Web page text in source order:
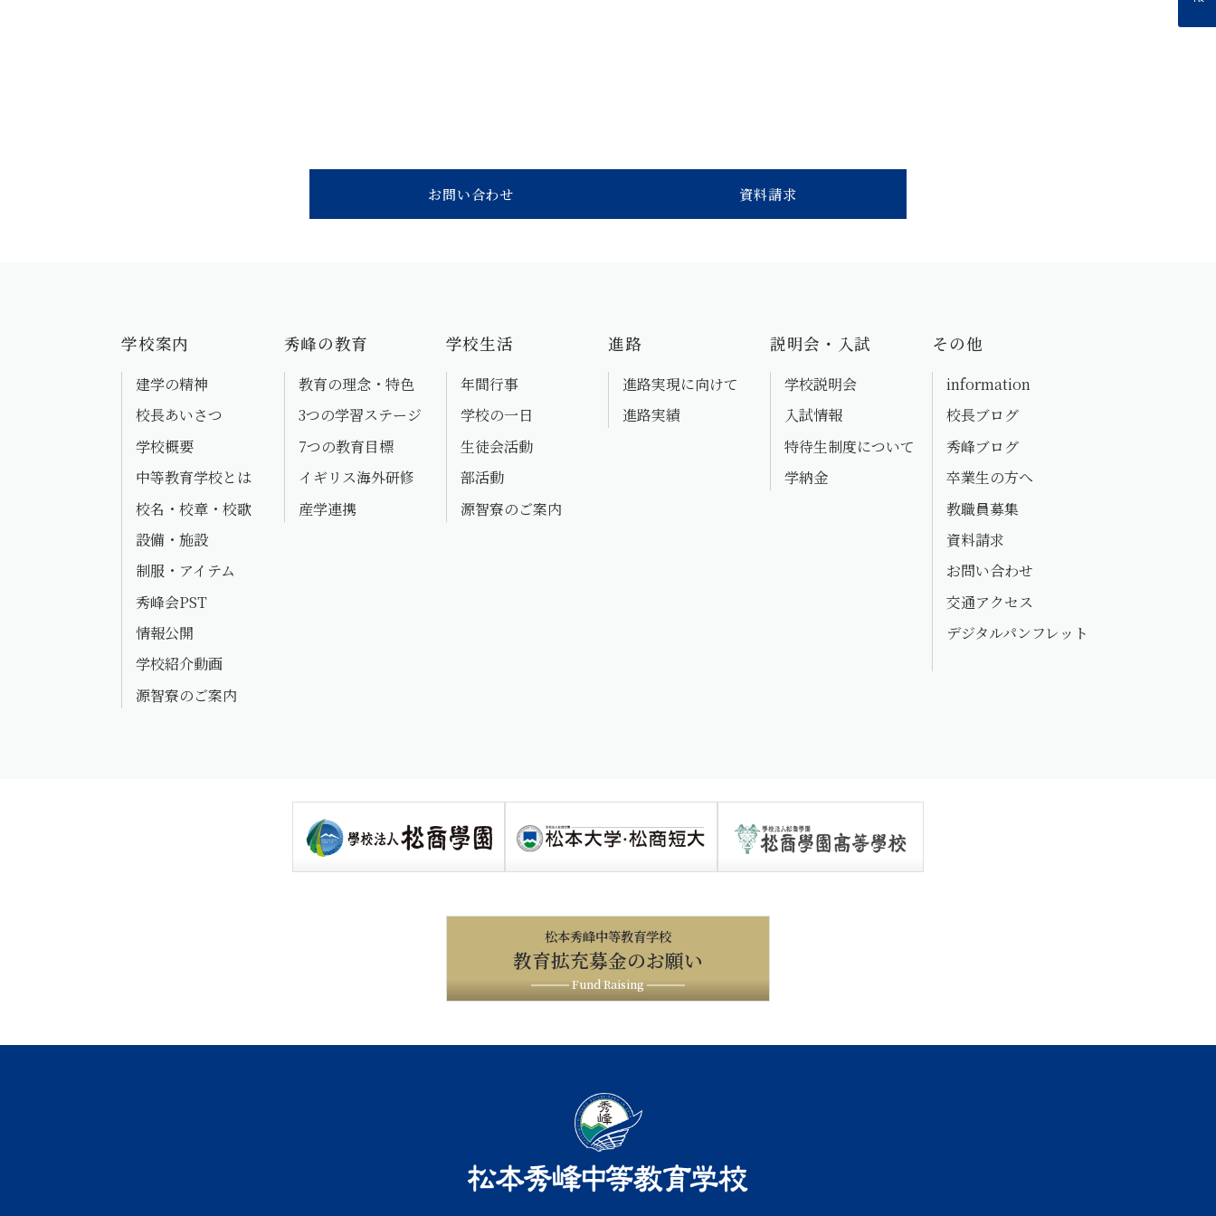
お問い合わせ 資料請求
学校案内
建学の精神
校長あいさつ
学校概要
中等教育学校とは
校名・校章・校歌
設備・施設
制服・アイテム
秀峰会PST
情報公開
学校紹介動画
源智寮のご案内
秀峰の教育
教育の理念・特色
3つの学習ステージ
7つの教育目標
イギリス海外研修
産学連携
学校生活
年間行事
学校の一日
生徒会活動
部活動
源智寮のご案内
進路
進路実現に向けて
進路実績
説明会・入試
学校説明会
入試情報
特待生制度について
学納金
その他
information
校長ブログ
秀峰ブログ
卒業生の方へ
教職員募集
資料請求
お問い合わせ
交通アクセス
デジタルパンフレット
松本秀峰中等教育学校
教育拡充募金のお願い
Fund Raising